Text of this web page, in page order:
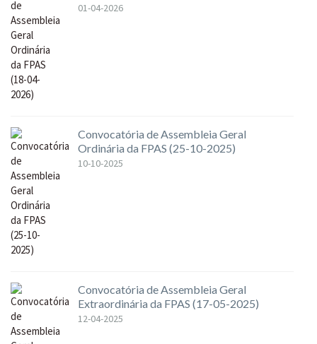
01-04-2026
Convocatória de Assembleia Geral
Ordinária da FPAS (25-10-2025)
10-10-2025
Convocatória de Assembleia Geral
Extraordinária da FPAS (17-05-2025)
12-04-2025